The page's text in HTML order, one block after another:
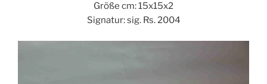
Größe cm: 15x15x2
Signatur: sig. Rs. 2004